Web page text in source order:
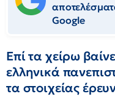
Google
Επί τα χείρω
ελληνικά
τα στοιχείας